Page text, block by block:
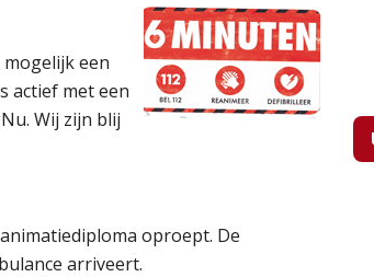
een
actief met een
Wij zijn blij
oproept. De
arriveert.